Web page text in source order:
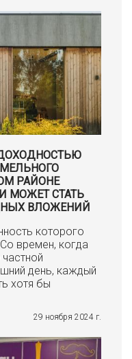
РАЙОНЕ
МОЖЕТ СТАТЬ
ВЛОЖЕНИЙ
которого
времен, когда
день, каждый
хотя бы
29 ноября 2024 г.